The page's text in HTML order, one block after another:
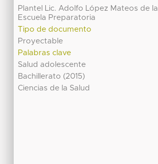
Plantel Lic. Adolfo López Mateos de la
Escuela Preparatoria
Tipo de documento
Proyectable
Palabras clave
Salud adolescente
Bachillerato (2015)
Ciencias de la Salud